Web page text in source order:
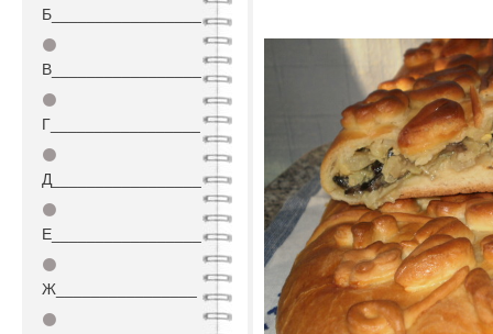
Б_________________
⚫
В_________________
⚫
Г_________________
⚫
Д_________________
⚫
Е_________________
⚫
Ж________________
⚫